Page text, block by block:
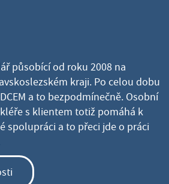
působící od roku 2008 na
kraji. Po celou dobu
a to bezpodmínečně. Osobní
s klientem totiž pomáhá k
spolupráci a to přeci jde o práci